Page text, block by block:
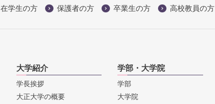
在学生の方 保護者の方 卒業生の方 高校教員の方
大学紹介
学長挨拶
大正大学の概要
学部・大学院
学部
大学院